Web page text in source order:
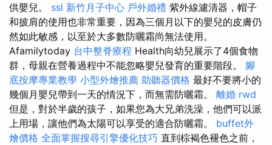
供嬰兒。 ssl 新竹月子中心 戶外婚禮 紫外線濾清器，帽子
和披肩的使用也非常重要，因為三個月以下的嬰兒的皮膚仍
然如此敏感，以至於大多數防曬霜尚無法使用。
Afamilytoday 台中整脊療程 Health向幼兒展示了4個食物
群，母親在營養過程中不能忽略嬰兒發育的重要階段。 腳
底按摩專業教學 小型外燴推薦 助聽器價格 最好不要將小的
幾個月嬰兒帶到一天的情況下，而無需防曬霜。 離婚 rwd
但是，對於半歲的孩子，如果您為大兄弟洗澡，他們可以派
上用場，讓他們為太陽可以享受的適合防曬霜。 buffet外
燴價格 全面掌握搜尋引擎優化技巧 直到棕褐色褪色之前，